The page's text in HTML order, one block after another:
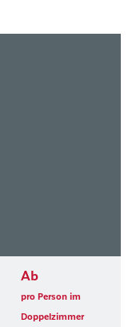
Ab
pro Person im
Doppelzimmer